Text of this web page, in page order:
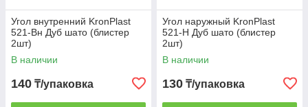
Угол внутренний KronPlast
521-Вн Дуб шато (блистер
2шт)
В наличии
140 ₸/упаковка
Угол наружный KronPlast
521-Н Дуб шато (блистер
2шт)
В наличии
130 ₸/упаковка